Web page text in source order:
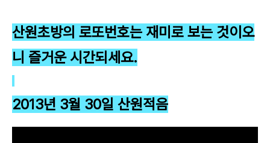
산원초방의 로또번호는 재미로 보는 것이오
니 즐거운 시간되세요.
2013년 3월 30일 산원적음